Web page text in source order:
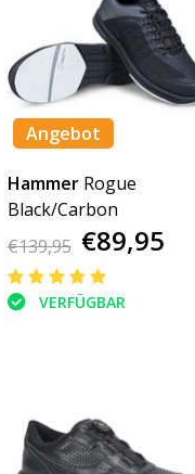
Angebot
Hammer Rogue
Black/Carbon
€139,95 €89,95
VERFÜGBAR